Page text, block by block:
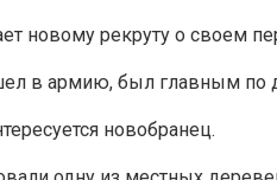
новому рекруту о своем
в армию, был главным по
новобранец.